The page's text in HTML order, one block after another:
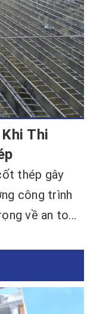
Thi
thép gây
công trình
về an to...